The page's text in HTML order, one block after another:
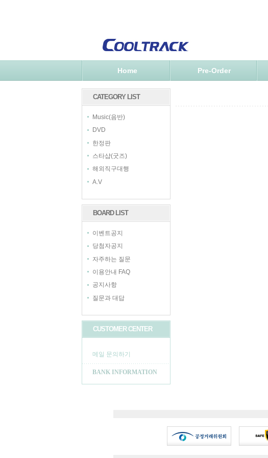
Home Pre-Order
CATEGORY LIST
Music(음반)
DVD
한정판
스타샵(굿즈)
해외직구대행
A.V
BOARD LIST
이벤트공지
당첨자공지
자주하는 질문
이용안내 FAQ
공지사항
질문과 대답
CUSTOMER CENTER
메일 문의하기
BANK INFORMATION